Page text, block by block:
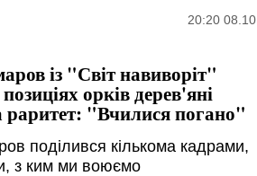
20:20 08.10
із "Світ навиворіт"
орків дерев'яні
раритет: "Вчилися погано"
поділився кількома кадрами,
з ким ми воюємо